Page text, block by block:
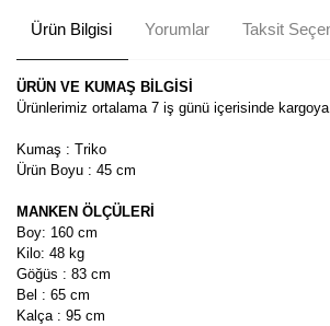
Ürün Bilgisi Yorumlar Taksit
ÜRÜN VE KUMAŞ BİLGİSİ
Ürünlerimiz ortalama 7 iş günü içerisinde
Kumaş : Triko
Ürün Boyu : 45 cm
MANKEN ÖLÇÜLERİ
Boy: 160 cm
Kilo: 48 kg
Göğüs : 83 cm
Bel : 65 cm
Kalça : 95 cm